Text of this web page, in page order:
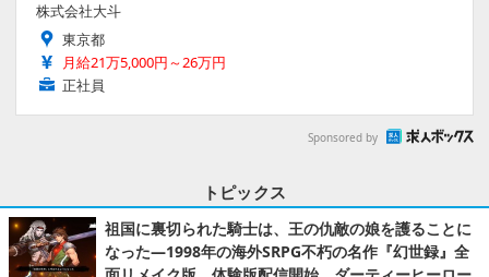
株式会社大斗
東京都
月給21万5,000円～26万円
正社員
Sponsored by
トピックス
祖国に裏切られた騎士は、王の仇敵の娘を護ることに
なった―1998年の海外SRPG不朽の名作『幻世録』全